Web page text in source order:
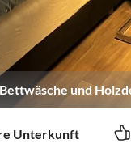
und
Unterkunft